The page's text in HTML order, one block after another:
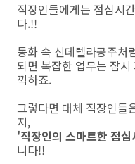
직장인들에게는 점심시
다.!!
동화 속 신데렐라공주처
되면 복잡한 업무는 잠
끽하죠.
그렇다면 대체 직장인들
지,
'직장인의 스마트한 점
니다!!